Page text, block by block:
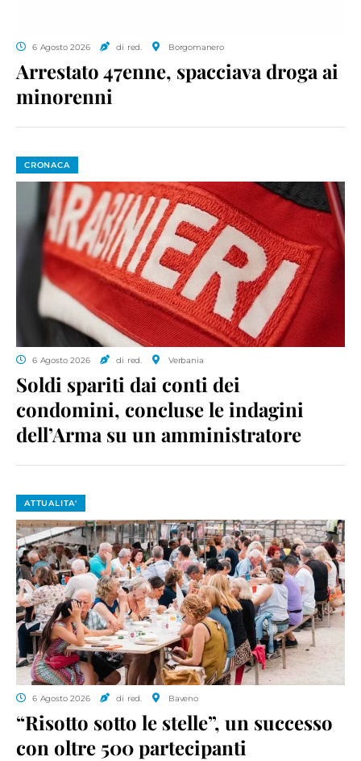
6 Agosto 2026 di red. Borgomanero
Arrestato 47enne, spacciava droga ai
minorenni
CRONACA
6 Agosto 2026 di red. Verbania
Soldi spariti dai conti dei
condomini, concluse le indagini
dell’Arma su un amministratore
ATTUALITA'
6 Agosto 2026 di red. Baveno
“Risotto sotto le stelle”, un successo
con oltre 500 partecipanti